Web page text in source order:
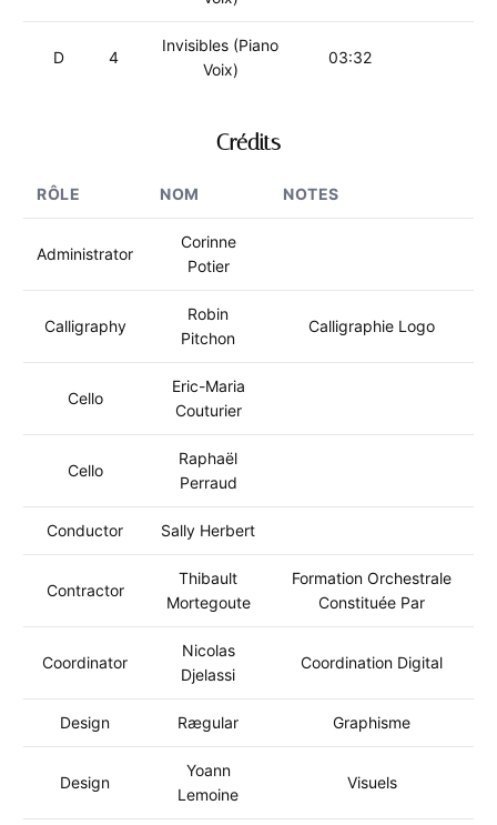
D 4
Invisibles (Piano
Voix)
03:32
Crédits
RÔLE NOM NOTES
Administrator
Corinne
Potier
Calligraphy
Robin
Pitchon
Calligraphie Logo
Cello
Eric-Maria
Couturier
Cello
Raphaël
Perraud
Conductor Sally Herbert
Contractor
Thibault
Mortegoute
Formation Orchestrale
Constituée Par
Coordinator
Nicolas
Djelassi
Coordination Digital
Design Rægular Graphisme
Design
Yoann
Lemoine
Visuels